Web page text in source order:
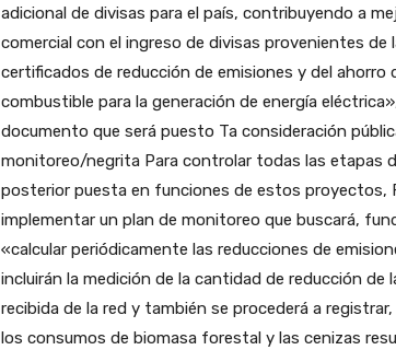
adicional de divisas para el país, contribuyendo a
comercial con el ingreso de divisas provenientes de
certificados de reducción de emisiones y del ahorro
combustible para la generación de energía
documento que será puesto Ta consideración
monitoreo/negrita Para controlar todas las etapas
posterior puesta en funciones de estos proyectos,
implementar un plan de monitoreo que buscará,
«calcular periódicamente las reducciones de
incluirán la medición de la cantidad de reducción de
recibida de la red y también se procederá a
los consumos de biomasa forestal y las cenizas